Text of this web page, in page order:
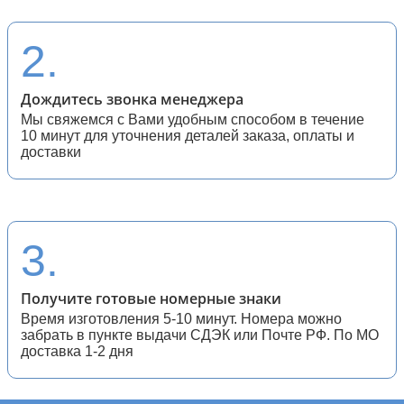
2.
Дождитесь звонка менеджера
Мы свяжемся с Вами удобным способом в течение
10 минут для уточнения деталей заказа, оплаты и
доставки
3.
Получите готовые номерные знаки
Время изготовления 5-10 минут. Номера можно
забрать в пункте выдачи СДЭК или Почте РФ. По МО
доставка 1-2 дня